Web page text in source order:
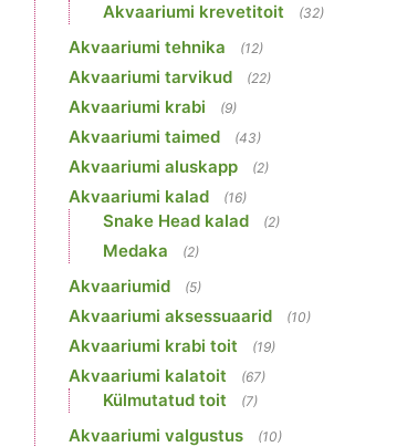
Akvaariumi krevetitoit (32)
Akvaariumi tehnika (12)
Akvaariumi tarvikud (22)
Akvaariumi krabi (9)
Akvaariumi taimed (43)
Akvaariumi aluskapp (2)
Akvaariumi kalad (16)
Snake Head kalad (2)
Medaka (2)
Akvaariumid (5)
Akvaariumi aksessuaarid (10)
Akvaariumi krabi toit (19)
Akvaariumi kalatoit (67)
Külmutatud toit (7)
Akvaariumi valgustus (10)